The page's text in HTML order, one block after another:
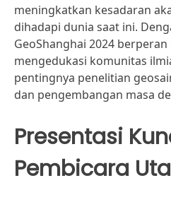
meningkatkan kesadaran
dihadapi dunia saat ini.
GeoShanghai 2024
mengedukasi komunitas
pentingnya penelitian
dan pengembangan masa
Presentasi
Pembicara